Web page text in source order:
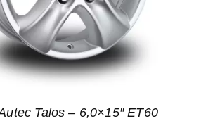
Talos – 6,0×15″ ET60